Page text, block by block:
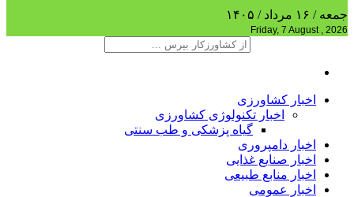
جمعه / ۱۶ مرداد / ۱۴۰۵
Friday, 7 August , 2026
اخبار کشاورزی
اخبار تکنولوژی کشاورزی
گیاه پزشکی و طب سنتی
اخبار دامپروری
اخبار صنایع غذایی
اخبار منابع طبیعی
اخبار عمومی